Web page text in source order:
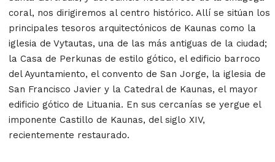
coral, nos dirigiremos al centro histórico. Allí se sitúan los
principales tesoros arquitectónicos de Kaunas como la
iglesia de Vytautas, una de las más antiguas de la ciudad;
la Casa de Perkunas de estilo gótico, el edificio barroco
del Ayuntamiento, el convento de San Jorge, la iglesia de
San Francisco Javier y la Catedral de Kaunas, el mayor
edificio gótico de Lituania. En sus cercanías se yergue el
imponente Castillo de Kaunas, del siglo XIV,
recientemente restaurado.